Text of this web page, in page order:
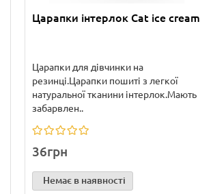
Царапки інтерлок Cat ice cream
Царапки для дівчинки на
резинці.Царапки пошиті з легкої
натуральної тканини інтерлок.Мають
забарвлен..
36грн
Немає в наявності